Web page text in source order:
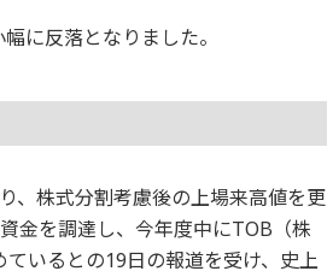
に反落となりました。
、株式分割考慮後の上場来高値を更
金を調達し、今年度中にTOB（株
いるとの19日の報道を受け、史上